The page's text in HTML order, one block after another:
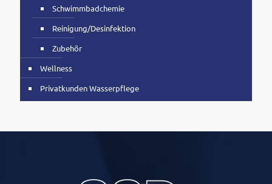
Schwimmbadchemie
Reinigung/Desinfektion
Zubehör
Wellness
Privatkunden Wasserpflege